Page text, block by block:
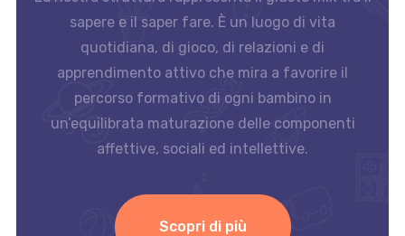
sapere e il saper fare. È un luogo di vita
quotidiana, di gioco, di relazioni e di
apprendimento attivo che mira a favorire il
percorso formativo di ogni bambino in
un’equilibrata maturazione delle componenti
affettive, sociali ed intellettive.
Scopri di più